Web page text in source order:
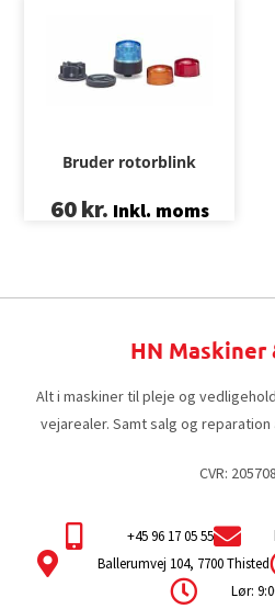
Bruder rotorblink
60kr. Inkl. moms
HN Maskiner
Alt i maskiner til pleje og
vejarealer. Samt salg og
CVR:
+45 96 17 05 55
Ballerumvej 104, 7700 Thisted
Lør: